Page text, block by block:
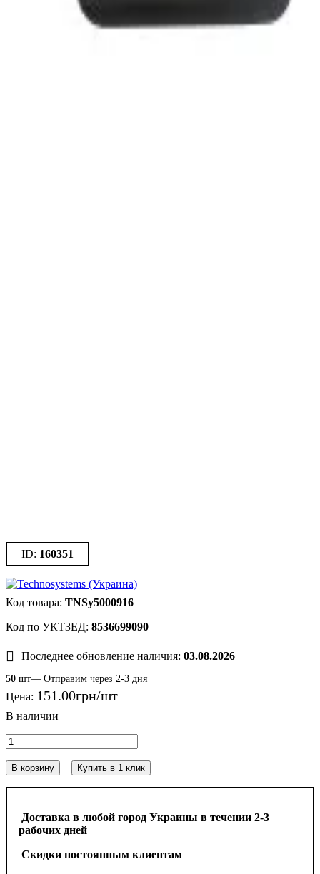
160351
TNSy5000916
8536699090
Последнее обновление наличия: 03.08.2026
50 шт— Отправим через 2-3 дня
Цена: 151.00грн
В корзину Купить в 1 клик
Доставка в любой город Украины в течении 2-3
рабочих дней
Cкидки постоянным клиентам